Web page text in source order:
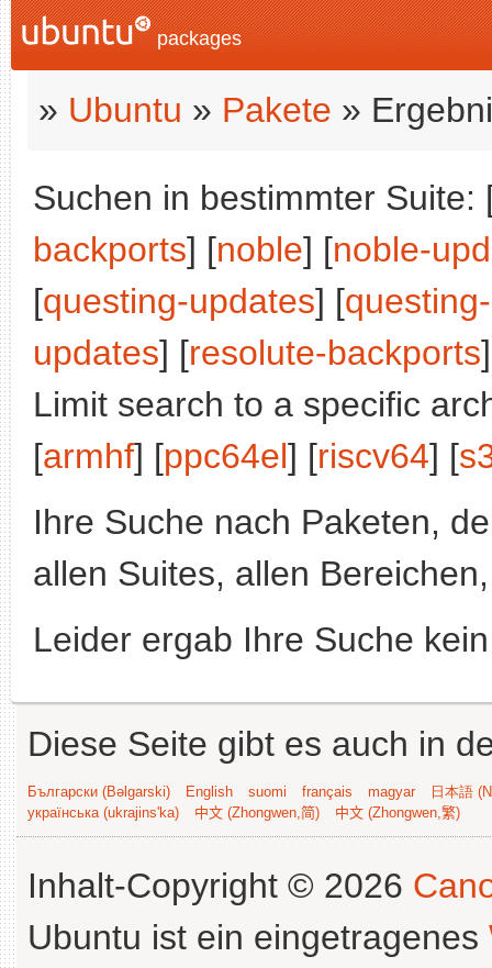
packages
» Ubuntu » Pakete »
Suchen in bestimmter Suite:
backports] [noble] [noble-
[questing-updates] [
updates] [resolute-backports
Limit search to a specific
[armhf] [ppc64el] [riscv64] [
Ihre Suche nach Paketen,
allen Suites, allen
Leider ergab Ihre Suche
Diese Seite gibt es auch in
Български (Bəlgarski) English suomi français magyar
日本語
українська (ukrajins'ka)
中文 (Zhongwen,简) 中文 (Zhongwen,繁)
Inhalt-Copyright © 2026
Ubuntu ist ein eingetragenes